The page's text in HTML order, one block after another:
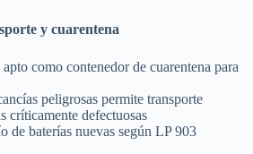
y cuarentena
como contenedor de cuarentena para
peligrosas permite transporte
críticamente defectuosas
de baterías nuevas según LP 903